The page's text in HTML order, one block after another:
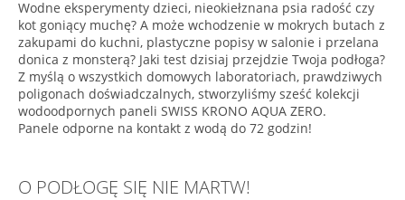
Wodne eksperymenty dzieci, nieokiełznana psia radość czy
kot goniący muchę? A może wchodzenie w mokrych butach z
zakupami do kuchni, plastyczne popisy w salonie i przelana
donica z monsterą? Jaki test dzisiaj przejdzie Twoja podłoga?
Z myślą o wszystkich domowych laboratoriach, prawdziwych
poligonach doświadczalnych, stworzyliśmy sześć kolekcji
wodoodpornych paneli SWISS KRONO AQUA ZERO.
Panele odporne na kontakt z wodą do 72 godzin!
O PODŁOGĘ SIĘ NIE MARTW!